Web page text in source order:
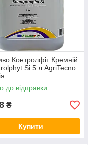
Контролфіт Кремній
Si 5 л AgriTecno
до відправки
₴
Купити